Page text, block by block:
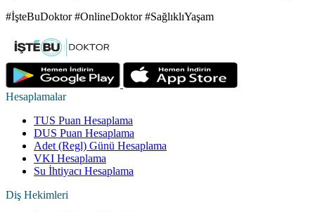
#İşteBuDoktor #OnlineDoktor #SağlıklıYaşam
Hesaplamalar
TUS Puan Hesaplama
DUS Puan Hesaplama
Adet (Regl) Günü Hesaplama
VKI Hesaplama
Su İhtiyacı Hesaplama
Diş Hekimleri